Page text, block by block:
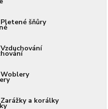
Pletené šňůry
Vzduchování
Woblery
Zarážky a korálky